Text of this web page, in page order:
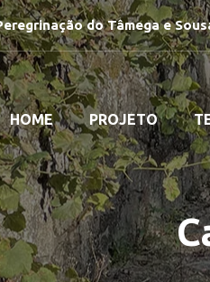
do Tâmega e
HOME PROJETO